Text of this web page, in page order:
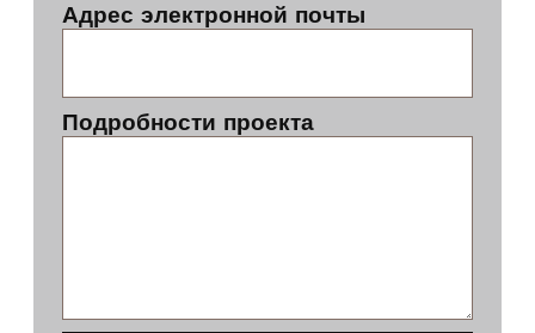
Адрес электронной почты
Подробности проекта